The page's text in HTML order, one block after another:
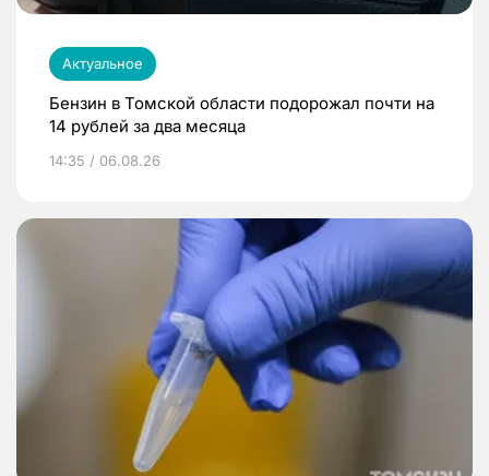
Актуальное
Бензин в Томской области подорожал почти на
14 рублей за два месяца
14:35 / 06.08.26